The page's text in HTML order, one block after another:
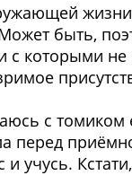
быть,
которыми
с
перед
учусь.